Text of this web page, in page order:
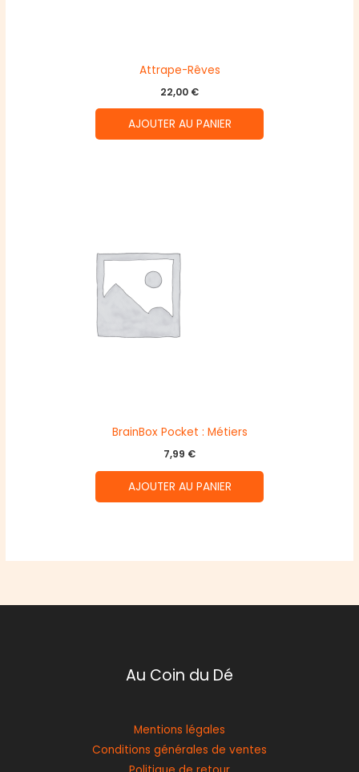
Attrape-Rêves
22,00 €
AJOUTER AU PANIER
BrainBox Pocket : Métiers
7,99 €
AJOUTER AU PANIER
Au Coin du Dé
Mentions légales
Conditions générales de ventes